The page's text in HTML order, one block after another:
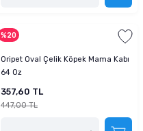
%20
Oripet Oval Çelik Köpek Mama Kabı
64 Oz
357,60 TL
447,00 TL